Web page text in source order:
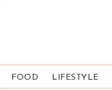
FOOD LIFESTYLE